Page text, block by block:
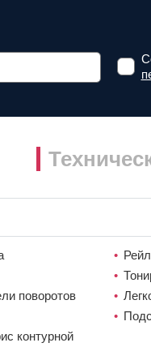
поворотов
контурной